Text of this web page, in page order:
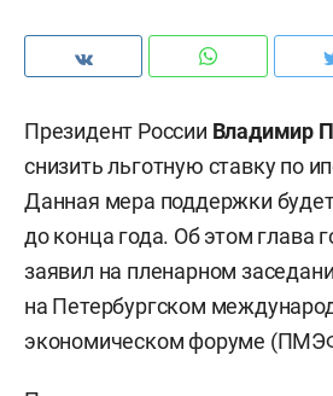
Президент России Владимир
снизить льготную ставку по
Данная мера поддержки
до конца года. Об этом глава
заявил на пленарном
на Петербургском
экономическом форуме